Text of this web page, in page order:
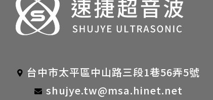
shujye.tw@msa.hinet.net
台中市太平區中山路三段1巷56弄5號